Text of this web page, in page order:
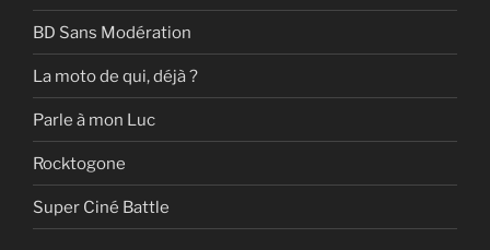
BD Sans Modération
La moto de qui, déjà ?
Parle à mon Luc
Rocktogone
Super Ciné Battle